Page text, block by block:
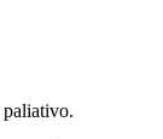
paliativo.